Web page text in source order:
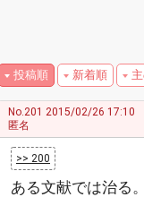
投稿順 新着順
No.201 2015/02/26 17:10
匿名
>> 200
ある文献では治る